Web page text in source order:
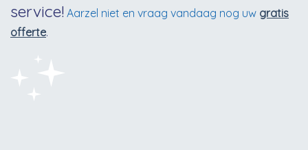
service! Aarzel niet en vraag vandaag nog uw gratis
offerte.